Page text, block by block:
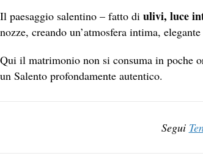
Il paesaggio salentino – fatto di ulivi, luce
nozze, creando un’atmosfera intima,
Qui il matrimonio non si consuma in poche
un Salento profondamente autentico.
Segui